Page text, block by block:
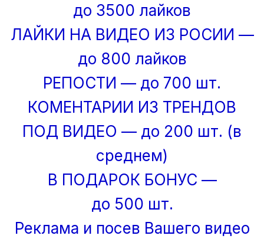
до 3500 лайков
ЛАЙКИ НА ВИДЕО ИЗ РОСИИ —
до 800 лайков
РЕПОСТИ — до 700 шт.
КОМЕНТАРИИ ИЗ ТРЕНДОВ
ПОД ВИДЕО — до 200 шт. (в
среднем)
В ПОДАРОК БОНУС —
до 500 шт.
Реклама и посев Вашего видео